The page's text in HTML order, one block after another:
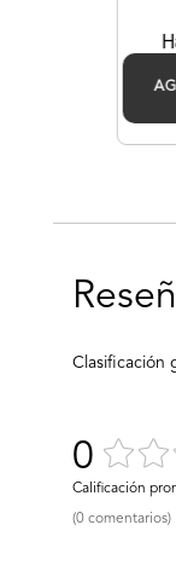
0
(0 comentarios)